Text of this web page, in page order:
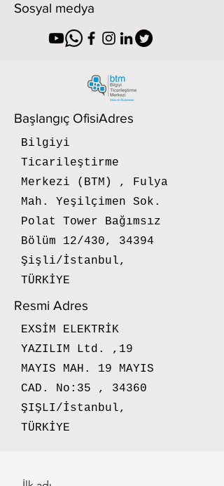
Sosyal medya
Başlangıç OfisiAdres
Bilgiyi
Ticarileştirme
Merkezi (BTM) , Fulya
Mah. Yeşilçimen Sok.
Polat Tower Bağımsız
Bölüm 12/430, 34394
Şişli/İstanbul,
TÜRKİYE
Resmi Adres
EXSİM ELEKTRİK
YAZILIM Ltd. ,19
MAYIS MAH. 19 MAYIS
CAD. No:35 , 34360
ŞIŞLI/İstanbul,
TÜRKİYE